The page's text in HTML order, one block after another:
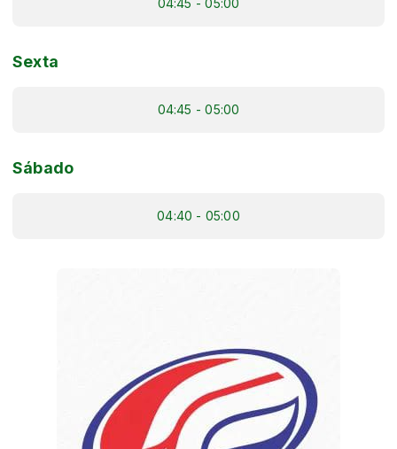
Sexta
04:45 - 05:00
Sábado
04:40 - 05:00